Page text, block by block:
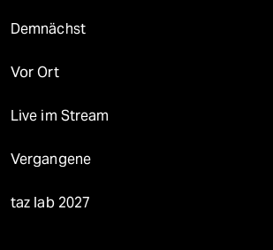
Demnächst
Vor Ort
Live im Stream
Vergangene
taz lab 2027